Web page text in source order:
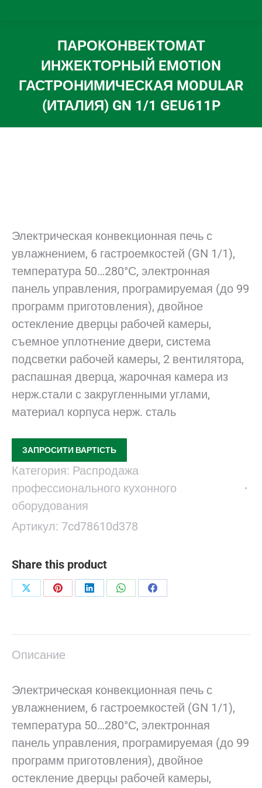
ПАРОКОНВЕКТОМАТ
ИНЖЕКТОРНЫЙ EMOTION
ГАСТРОНИМИЧЕСКАЯ MODULAR
(ИТАЛИЯ) GN 1/1 GEU611P
Вы здесь:
Электрическая конвекционная печь с
увлажнением, 6 гастроемкостей (GN 1/1),
температура 50…280°С, электронная
панель управления, програмируемая (до 99
программ приготовления), двойное
остекление дверцы рабочей камеры,
съемное уплотнение двери, система
подсветки рабочей камеры, 2 вентилятора,
распашная дверца, жарочная камера из
нерж.стали с закругленными углами,
материал корпуса нерж. сталь
ЗАПРОСИТИ ВАРТІСТЬ
Категория: Распродажа
профессионального кухонного
оборудования
Артикул: 7cd78610d378
Share this product
ПоделитьсяПоделитьсяПоделитьсяПоделитьсяПоделиться
Описание
Электрическая конвекционная печь с
увлажнением, 6 гастроемкостей (GN 1/1),
температура 50…280°С, электронная
панель управления, програмируемая (до 99
программ приготовления), двойное
остекление дверцы рабочей камеры,